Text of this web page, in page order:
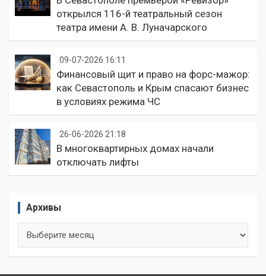
открылся 116-й театральный сезон
театра имени А. В. Луначарского
09-07-2026 16:11
Финансовый щит и право на форс-мажор:
как Севастополь и Крым спасают бизнес
в условиях режима ЧС
26-06-2026 21:18
В многоквартирных домах начали
отключать лифты
Архивы